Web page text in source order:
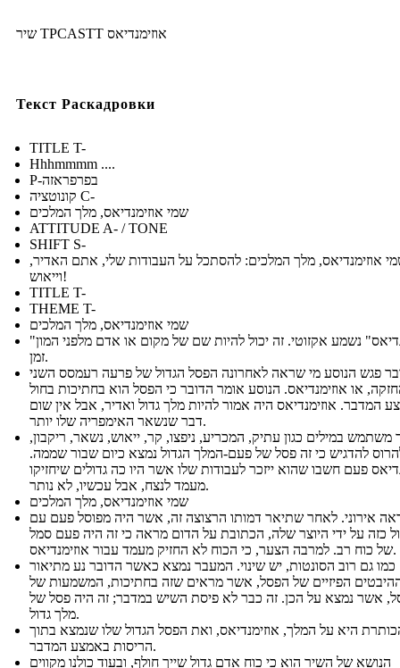
שיר TPCASTT אוזימנדיאס
Текст Раскадровки
TITLE T-
Hhhmmmm ....
P-בפרפראזה
קונוטציה C-
שמי אוזימנדיאס, מלך המלכים
ATTITUDE A- / TONE
SHIFT S-
אוזימנדיאס, מלך המלכים: להסתכל על העבודות שלי, אתם האדיר,
וייאוש!
TITLE T-
THEME T-
שמי אוזימנדיאס, מלך המלכים
"אוזימנדיאס" נשמע אקזוטי. זה יכול להיות שם של מקום או אדם מלפני המון
זמן.
פגש הנוסע מי שראה לאחרונה הפסל הגדול של פרעה רעמסס השני
או אוזימנדיאס. הנוסע אומר הדובר כי הפסל הוא בחתיכות בחול
המדבר. אוזימנדיאס היה אמור להיות מלך גדול ואדיר, אבל אין שום
דבר שנשאר האימפריה שלו יותר.
משתמש במילים כגון עתיק, המכריע, ניפצו, קר, ייאוש, נשאר, ריקבון,
להדגיש כי זה פסל של פעם-המלך הגדול נמצא כיום שבור שממה.
פעם חשבו שהוא ייזכר לעבודות שלו אשר היו כה גדולים שיחזיקו
מעמד לנצח, אבל עכשיו, לא נותר.
שמי אוזימנדיאס, מלך המלכים
אירוני. לאחר שתיאר דמותו הרצוצה זה, אשר היה מפוסל פעם עם
כזה על ידי היוצר שלה, הכתובת על הדום מראה כי זה היה פעם סמל
של כוח רב. למרבה הצער, כי הכוח לא החזיק מעמד עבור אוזימנדיאס.
כמו גם רוב הסונטות, יש שינוי. המעבר נמצא כאשר הדובר נע מתיאור
הפיזיים של הפסל, אשר מראים שזה בחתיכות, המשמעות של
אשר נמצא על הכן. זה כבר לא פיסת השיש במדבר; זה היה פסל של
מלך גדול.
היא על המלך, אוזימנדיאס, ואת הפסל הגדול שלו שנמצא בתוך
הריסות באמצע המדבר.
הנושא של השיר הוא כי כוח אדם גדול שייך חולף, ובעוד כולנו מקווים